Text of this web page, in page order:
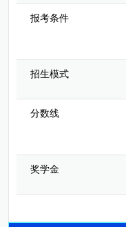
报考条件
招生模式
分数线
奖学金